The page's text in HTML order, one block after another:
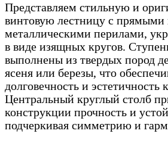
Представляем стильную и
винтовую лестницу с прямыми
металлическими перилами,
в виде изящных кругов.
выполнены из твердых пород
ясеня или березы, что
долговечность и эстетичность
Центральный круглый столб
конструкции прочность и
подчеркивая симметрию и